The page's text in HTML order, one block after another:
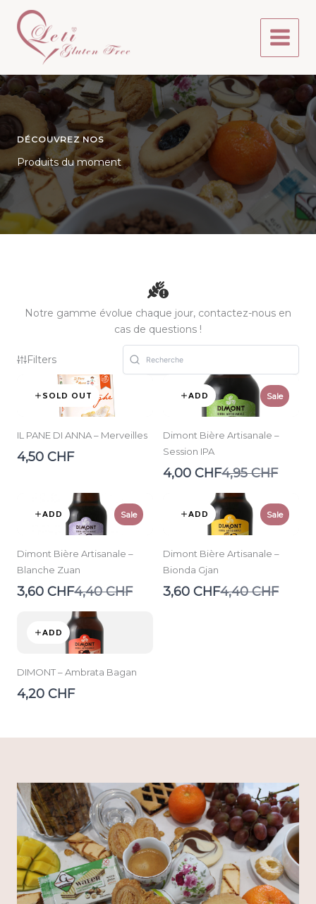
contenu
DÉCOUVREZ NOS
Produits du moment
Notre gamme évolue chaque jour, contactez-nous en
cas de questions !
Filters
SOLD OUT
IL PANE DI ANNA – Merveilles
4,50 CHF
ADD Sale
Dimont Bière Artisanale –
Session IPA
4,00 CHFCompare
4,95 CHF
ADD Sale
Dimont Bière Artisanale –
Blanche Zuan
3,60 CHFCompare
4,40 CHF
ADD Sale
Dimont Bière Artisanale –
Bionda Gjan
3,60 CHFCompare
4,40 CHF
ADD
DIMONT – Ambrata Bagan
4,20 CHF